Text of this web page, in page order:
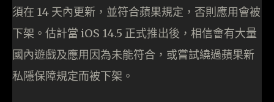
須在 14 天內更新，並符合蘋果規定，否則應用會被
下架。估計當 iOS 14.5 正式推出後，相信會有大量
國內遊戲及應用因為未能符合，或嘗試繞過蘋果新
私隱保障規定而被下架。